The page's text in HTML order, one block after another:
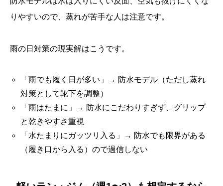
りやすいので、蒸れが苦手な人は注意です。
雨の日対策の現実解はこうです。
「雨でも履く日が多い」→ 防水モデル（ただし蒸れ
対策として靴下を調整）
「雨はたまに」→ 防水にこだわりすぎず、グリップ
と乾きやすさ重視
「水たまりにガッツリ入る」→ 防水でも限界がある
（履き口から入る）ので過信しない